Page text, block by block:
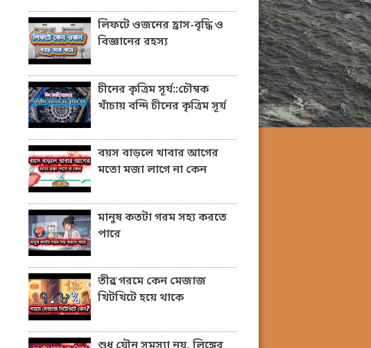
লিফটে ওজনের হ্রাস-বৃদ্ধি ও
বিজ্ঞানের রহস্য
চীনের কৃত্রিম সূর্য::চৌম্বক
খাঁচায় বন্দি চীনের কৃত্রিম সূর্য
বয়স বাড়লে খাবার আগের
মতো মজা লাগে না কেন
মানুষ কতটা গরম সহ্য করতে
পারে
তীব্র গরমে কেন মেজাজ
খিটখিটে হয়ে থাকে